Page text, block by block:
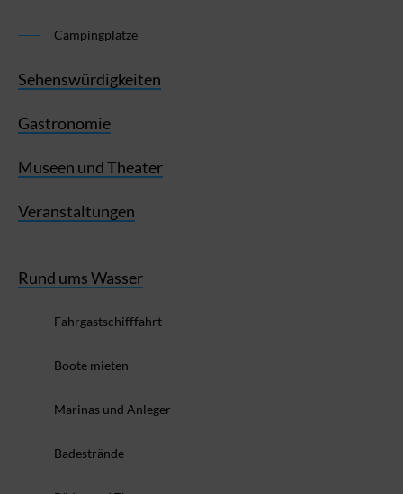
Campingplätze
Sehenswürdigkeiten
Gastronomie
Museen und Theater
Veranstaltungen
Rund ums Wasser
Fahrgastschifffahrt
Boote mieten
Marinas und Anleger
Badestrände